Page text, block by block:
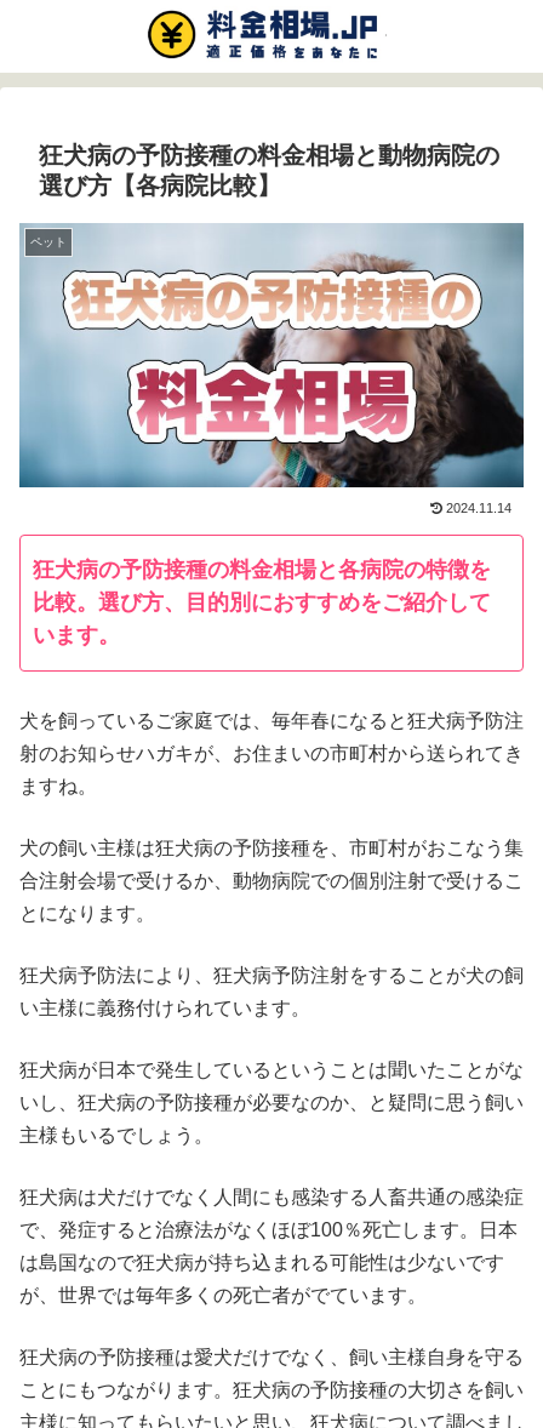
狂犬病の予防接種の料金相場と動物病院の
選び方【各病院比較】
ペット
2024.11.14
狂犬病の予防接種の料金相場と各病院の特徴を
比較。選び方、目的別におすすめをご紹介して
います。
犬を飼っているご家庭では、毎年春になると狂犬病予防注
射のお知らせハガキが、お住まいの市町村から送られてき
ますね。
犬の飼い主様は狂犬病の予防接種を、市町村がおこなう集
合注射会場で受けるか、動物病院での個別注射で受けるこ
とになります。
狂犬病予防法により、狂犬病予防注射をすることが犬の飼
い主様に義務付けられています。
狂犬病が日本で発生しているということは聞いたことがな
いし、狂犬病の予防接種が必要なのか、と疑問に思う飼い
主様もいるでしょう。
狂犬病は犬だけでなく人間にも感染する人畜共通の感染症
で、発症すると治療法がなくほぼ100％死亡します。日本
は島国なので狂犬病が持ち込まれる可能性は少ないです
が、世界では毎年多くの死亡者がでています。
狂犬病の予防接種は愛犬だけでなく、飼い主様自身を守る
ことにもつながります。狂犬病の予防接種の大切さを飼い
主様に知ってもらいたいと思い、狂犬病について調べまし